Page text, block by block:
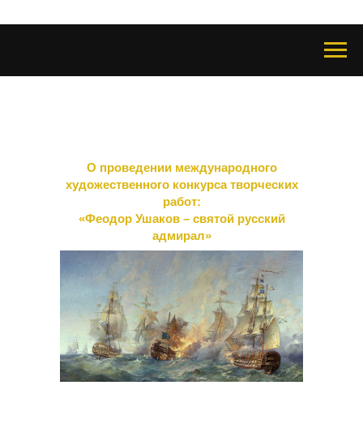
О проведении международного
художественного конкурса творческих
работ:
«Феодор Ушаков – святой русский
адмирал»